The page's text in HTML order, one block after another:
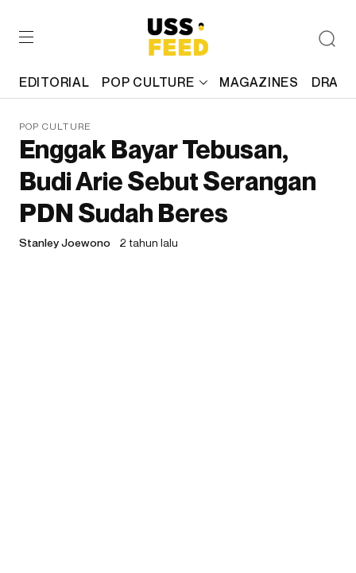
EDITORIAL POP CULTURE MAGAZINES
POP CULTURE
Enggak Bayar Tebusan,
Budi Arie Sebut Serangan
PDN Sudah Beres
Stanley Joewono 2 tahun lalu